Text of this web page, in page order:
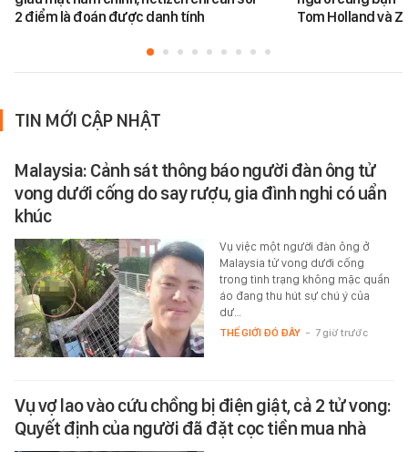
2 điểm là đoán được danh tính
Tom Holland và
TIN MỚI CẬP NHẬT
Malaysia: Cảnh sát thông báo người đàn ông tử
vong dưới cống do say rượu, gia đình nghi có uẩn
khúc
Vụ việc một người đàn ông ở
Malaysia tử vong dưới cống
trong tình trạng không mặc quần
áo đang thu hút sự chú ý của
dư…
THẾ GIỚI ĐÓ ĐÂY - 7 giờ trước
Vụ vợ lao vào cứu chồng bị điện giật, cả 2 tử vong:
Quyết định của người đã đặt cọc tiền mua nhà